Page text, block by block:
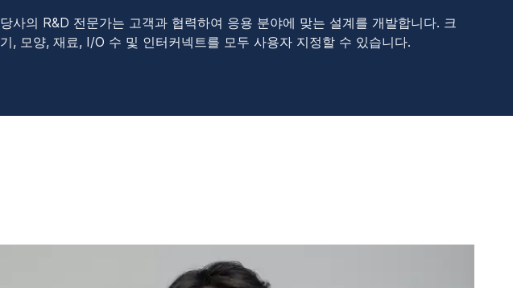
당사의 R&D 전문가는 고객과 협력하여 응용 분야에 맞는 설계를 개발합니다. 크
기, 모양, 재료, I/O 수 및 인터커넥트를 모두 사용자 지정할 수 있습니다.